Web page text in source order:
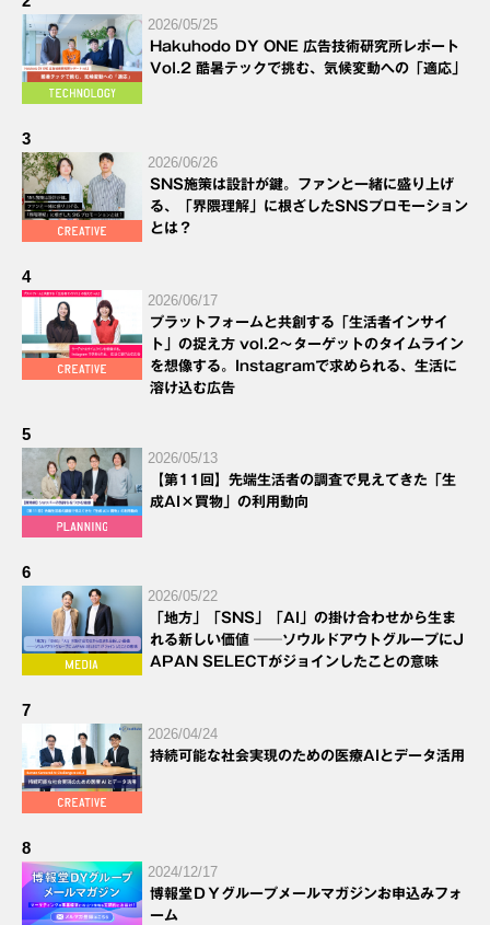
2026/05/25
Hakuhodo DY ONE 広告技術研究所レポート
Vol.2 酷暑テックで挑む、気候変動への「適応」
3
2026/06/26
SNS施策は設計が鍵。ファンと一緒に盛り上げ
る、「界隈理解」に根ざしたSNSプロモーション
とは？
4
2026/06/17
プラットフォームと共創する「生活者インサイ
ト」の捉え方 vol.2～ターゲットのタイムライン
を想像する。Instagramで求められる、生活に
溶け込む広告
5
2026/05/13
【第11回】先端生活者の調査で見えてきた「生
成AI×買物」の利用動向
6
2026/05/22
「地方」「SNS」「AI」の掛け合わせから生ま
れる新しい価値 ──ソウルドアウトグループにJ
APAN SELECTがジョインしたことの意味
7
2026/04/24
持続可能な社会実現のための医療AIとデータ活用
8
2024/12/17
博報堂ＤＹグループメールマガジンお申込みフォ
ーム